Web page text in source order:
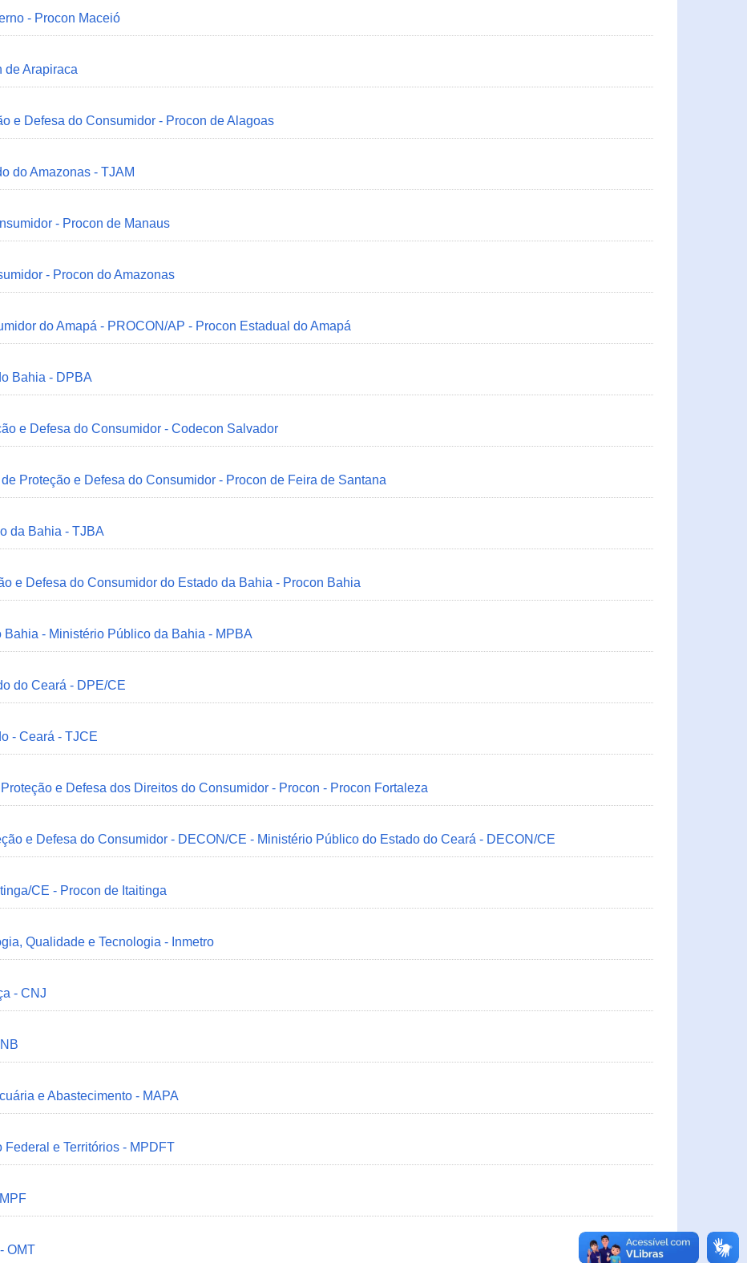
- Procon Maceió
de Arapiraca
e Defesa do Consumidor - Procon de Alagoas
do Amazonas - TJAM
- Procon de Manaus
- Procon do Amazonas
do Amapá - PROCON/AP - Procon Estadual do Amapá
Bahia - DPBA
e Defesa do Consumidor - Codecon Salvador
Proteção e Defesa do Consumidor - Procon de Feira de Santana
da Bahia - TJBA
e Defesa do Consumidor do Estado da Bahia - Procon Bahia
- Ministério Público da Bahia - MPBA
do Ceará - DPE/CE
- Ceará - TJCE
e Defesa dos Direitos do Consumidor - Procon - Procon Fortaleza
e Defesa do Consumidor - DECON/CE - Ministério Público do Estado do Ceará - DECON/CE
CE - Procon de Itaitinga
Qualidade e Tecnologia - Inmetro
- CNJ
e Abastecimento - MAPA
e Territórios - MPDFT
OMT